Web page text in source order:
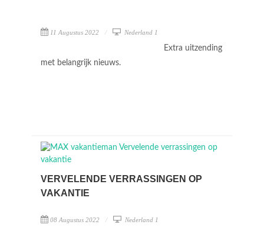
11 Augustus 2022 Nederland 1
Extra uitzending
met belangrijk nieuws.
VERVELENDE VERRASSINGEN OP
VAKANTIE
08 Augustus 2022 Nederland 1